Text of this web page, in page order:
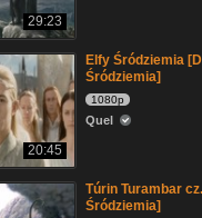
29:23
20:45
Elfy Śródziemia
Śródziemia]
1080p
Quel
Túrin Turambar
Śródziemia]